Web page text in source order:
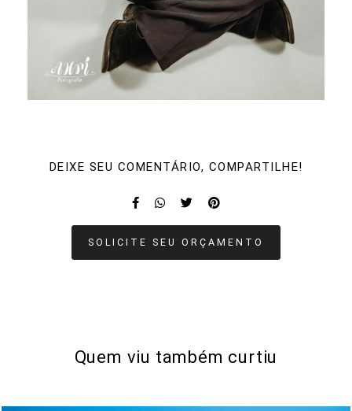
DEIXE SEU COMENTÁRIO, COMPARTILHE!
SOLICITE SEU ORÇAMENTO
Quem viu também curtiu